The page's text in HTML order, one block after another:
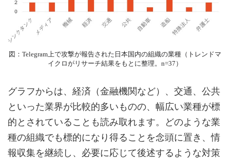
図：Telegram上で攻撃が報告された日本国内の組織の業種（トレンドマ
イクロがリサーチ結果をもとに整理。n=37）
グラフからは、経済（金融機関など）、交通、公共
といった業界が比較的多いものの、幅広い業種が標
的とされていることも読み取れます。どのような業
種の組織でも標的になり得ることを念頭に置き、情
報収集を継続し、必要に応じて後述するような対策